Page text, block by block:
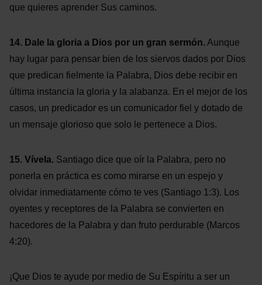
que quieres aprender Sus caminos.
14. Dale la gloria a Dios por un gran sermón. Aunque
hay lugar para pensar bien de los siervos dados por Dios
que predican fielmente la Palabra, Dios debe recibir en
última instancia la gloria y la alabanza. En el mejor de los
casos, un predicador es un comunicador fiel y dotado de
un mensaje glorioso que solo le pertenece a Dios.
15. Vívela. Santiago dice que oír la Palabra, pero no
ponerla en práctica es como mirarse en un espejo y
olvidar inmediatamente cómo te ves (Santiago 1:3). Los
oyentes y receptores de la Palabra se convierten en
hacedores de la Palabra y dan fruto perdurable (Marcos
4:20).
¡Que Dios te ayude por medio de Su Espíritu a ser un